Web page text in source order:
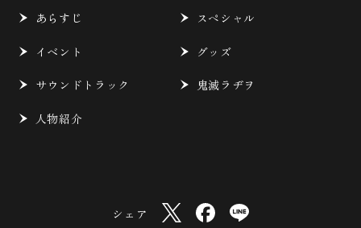
あらすじ スペシャル
イベント グッズ
サウンドトラック 鬼滅ラヂヲ
人物紹介
シェア